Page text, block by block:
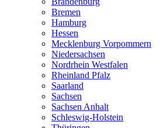
Bremen
Hamburg
Hessen
Mecklenburg Vorpommern
Niedersachsen
Nordrhein Westfalen
Rheinland Pfalz
Saarland
Sachsen
Sachsen Anhalt
Schleswig-Holstein